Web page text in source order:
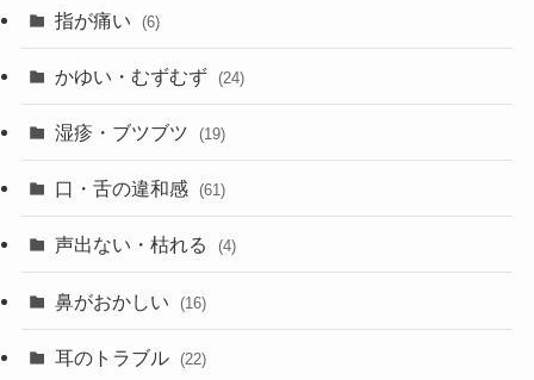
指が痛い (6)
かゆい・むずむず (24)
湿疹・ブツブツ (19)
口・舌の違和感 (61)
声出ない・枯れる (4)
鼻がおかしい (16)
耳のトラブル (22)